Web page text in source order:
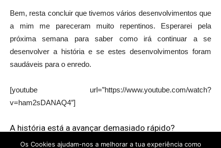
Bem, resta concluir que tivemos vários desenvolvimentos que
a mim me pareceram muito repentinos. Esperarei pela
próxima semana para saber como irá continuar a se
desenvolver a história e se estes desenvolvimentos foram
saudáveis para o enredo.
[youtube url=”https://www.youtube.com/watch?
v=ham2sDANAQ4″]
A história está a avançar demasiado rápido?
Os Cookies ajudam-nos a melhorar a tua experiência como